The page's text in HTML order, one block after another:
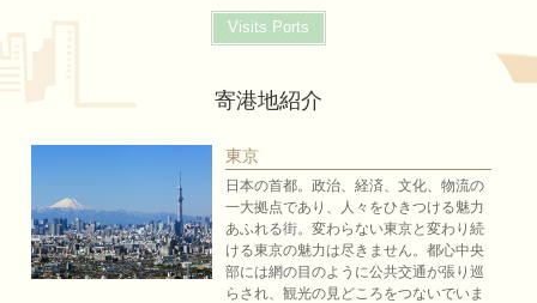
Visits Ports
寄港地紹介
東京
日本の首都。政治、経済、文化、物流の
一大拠点であり、人々をひきつける魅力
あふれる街。変わらない東京と変わり続
ける東京の魅力は尽きません。都心中央
部には網の目のように公共交通が張り巡
らされ、観光の見どころをつないでいま